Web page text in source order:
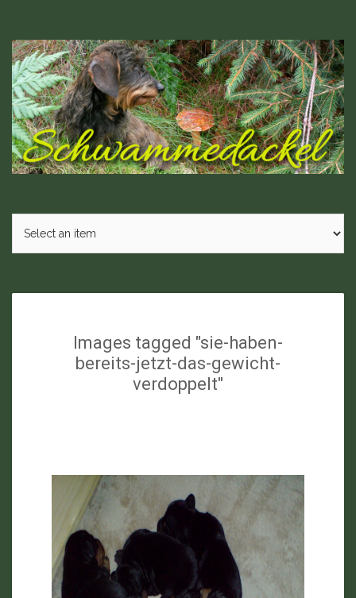
content
Images tagged "sie-haben-
bereits-jetzt-das-gewicht-
verdoppelt"